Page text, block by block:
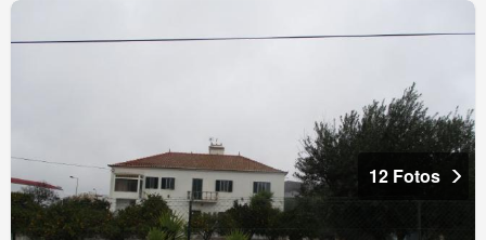
12 Fotos